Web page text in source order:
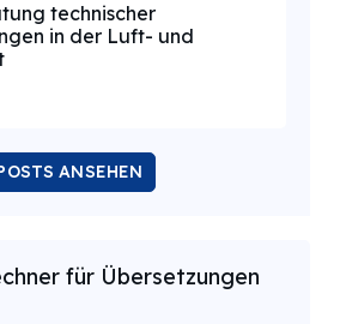
technischer
in der Luft- und
ANSEHEN
für Übersetzungen